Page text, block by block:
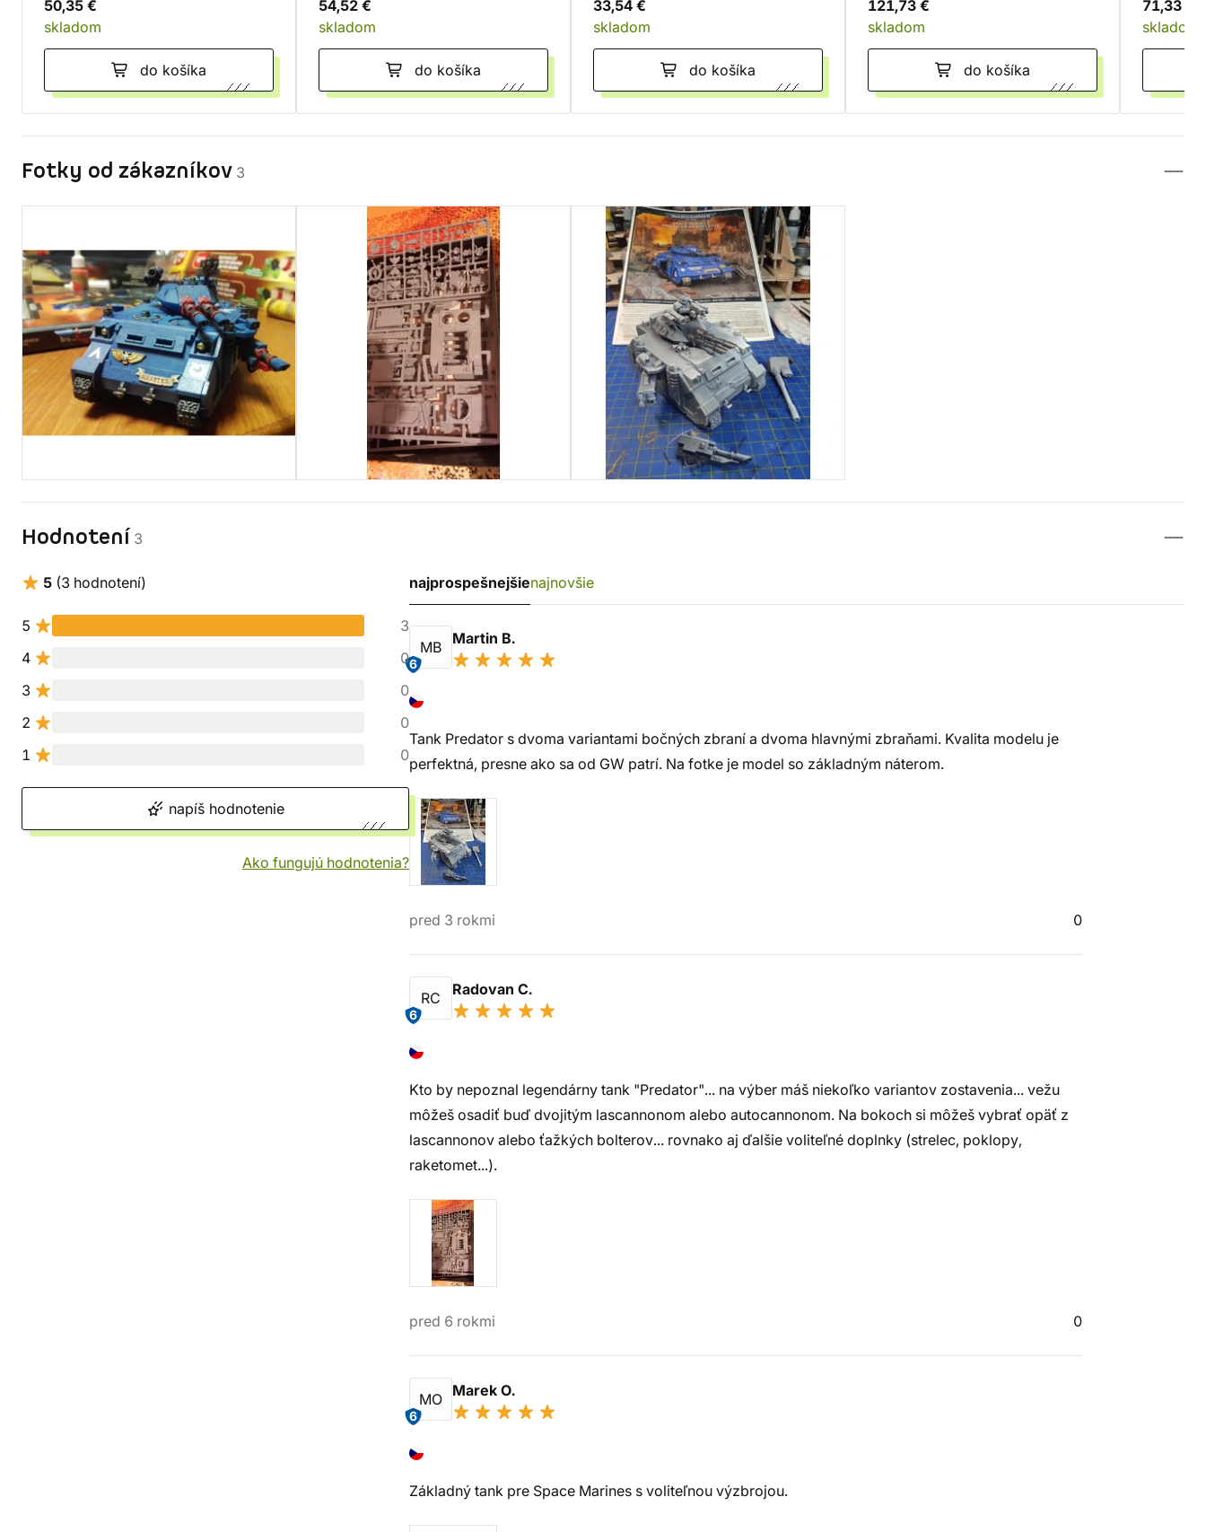
50,35 €
skladom
do košíka
54,52 €
skladom
do košíka
33,54 €
skladom
do košíka
121,73 €
skladom
do košíka
71,33 €
skladom
Fotky od zákazníkov 3
Hodnotení 3
5 (3 hodnotení)
5
3
4
0
3
0
2
0
1
0
napíš hodnotenie
Ako fungujú hodnotenia?
najprospešnejšienajnovšie
MB
6
Martin B.
Tank Predator s dvoma variantami bočných zbraní a dvoma hlavnými zbraňami. Kvalita modelu je
perfektná, presne ako sa od GW patrí. Na fotke je model so základným náterom.
pred 3 rokmi 0
RC
6
Radovan C.
Kto by nepoznal legendárny tank "Predator"... na výber máš niekoľko variantov zostavenia... vežu
môžeš osadiť buď dvojitým lascannonom alebo autocannonom. Na bokoch si môžeš vybrať opäť z
lascannonov alebo ťažkých bolterov... rovnako aj ďalšie voliteľné doplnky (strelec, poklopy,
raketomet...).
pred 6 rokmi 0
MO
6
Marek O.
Základný tank pre Space Marines s voliteľnou výzbrojou.